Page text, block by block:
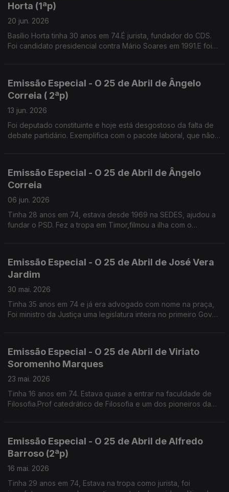
Horta (1ªp)
20 jun. 2026
Basílio Horta tinha 30 anos em 74.É jurista, fundador do CDS.
Foi candidato presidencial contra Mário Soares em 1991.E foi
Emissão Especial - O 25 de Abril de Ângelo
Correia ( 2ªp)
13 jun. 2026
Foi deputado constituinte e hoje está desgostoso da falta de
debate partidário. Exemplifica com o pacote laboral, que não
Emissão Especial - O 25 de Abril de Ângelo
Correia
06 jun. 2026
Tinha 28 anos em 74, estava desde 1969 na SEDES, ajudou a
fundar o PSD. Fez a tropa em Timor,filmou a ilha com o
Emissão Especial - O 25 de Abril de José Vera
Jardim
30 mai. 2026
Tinha 35 anos em 74 e já era advogado com nome na praça,
Foi ministro da Justiça uma legislatura inteira no primeiro Gov
Emissão Especial - O 25 de Abril de Viriato
Soromenho Marques
23 mai. 2026
Tinha 16 anos em 74. Estava quase a entrar na faculdade de
Filosofia.Prof catedrático de Filosofia e um dos pioneiros da
Emissão Especial - O 25 de Abril de Alfredo
Barroso (2ªp)
16 mai. 2026
Tinha 29 anos em 74, Estava na tropa como jurista, foi